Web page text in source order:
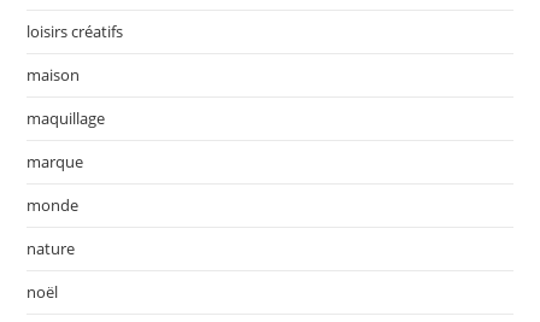
loisirs créatifs
maison
maquillage
marque
monde
nature
noël